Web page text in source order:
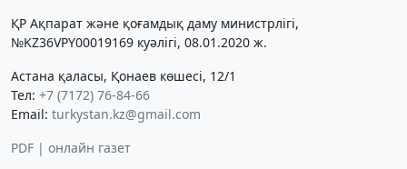
ҚР Ақпарат және қоғамдық даму министрлігі,
№KZ36VPY00019169 куәлігі, 08.01.2020 ж.
Астана қаласы, Қонаев көшесі, 12/1
Тел: +7 (7172) 76-84-66
Email: turkystan.kz@gmail.com
PDF | онлайн газет